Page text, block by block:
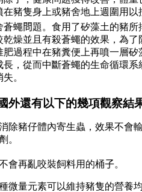
在豬隻身上或豬舍地上週圍用以
蒼蠅問題。食用了矽藻土的豬所
乾燥並且有殺蒼蠅的效果，為了
肥過程中在豬糞便上再噴一層矽
長，從而中斷蒼蠅的生命循環系
。
外還有以下的幾項觀察結
除豬仔體內寄生蟲，效果不會
。
會再亂咬裝飼料用的桶子。
微量元素可以維持豬隻的營養均